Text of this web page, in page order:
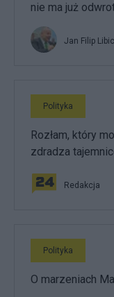
nie ma już
Jan Filip
Polityka
Rozłam, który
zdradza
Redakcja
Polityka
O marzeniach